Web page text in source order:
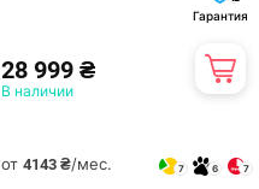
Гарантия
28 999 ₴
В наличии
от 4143 ₴/мес. 7 6 7